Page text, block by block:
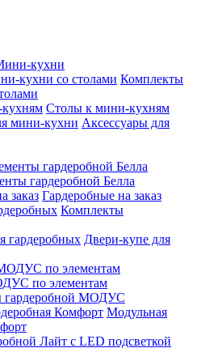
кухни
Комплекты
Столы к мини-кухням
Аксессуары для
гардеробной Белла
Гардеробные на заказ
Комплекты
Двери-купе для
по элементам
гардеробной МОДУС
Модульная